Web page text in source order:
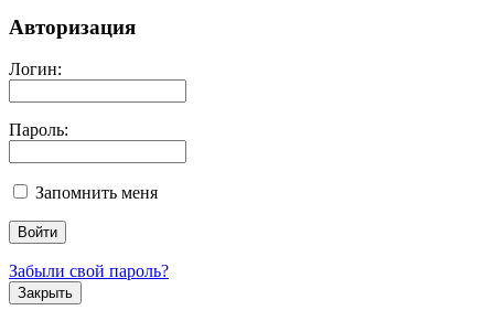
Авторизация
Логин:
Пароль:
Запомнить меня
Забыли свой пароль?
Закрыть